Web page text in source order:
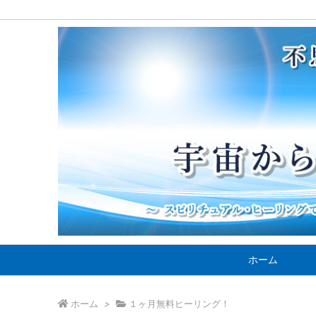
ホーム
ホーム > １ヶ月無料ヒーリング！